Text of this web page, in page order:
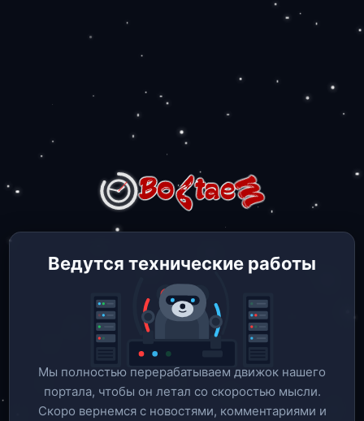
Ведутся технические работы
Мы полностью перерабатываем движок нашего
портала, чтобы он летал со скоростью мысли.
Скоро вернемся c новостями, комментариями и